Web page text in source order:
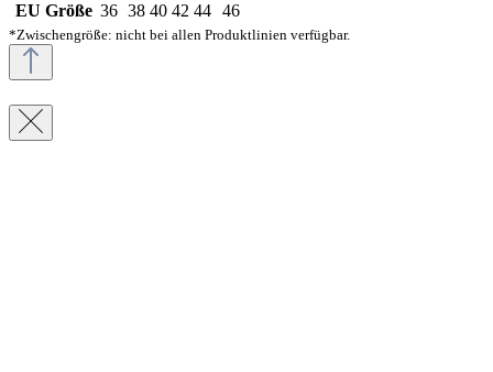
EU Größe 36 38 40 42 44 46
*Zwischengröße: nicht bei allen Produktlinien verfügbar.